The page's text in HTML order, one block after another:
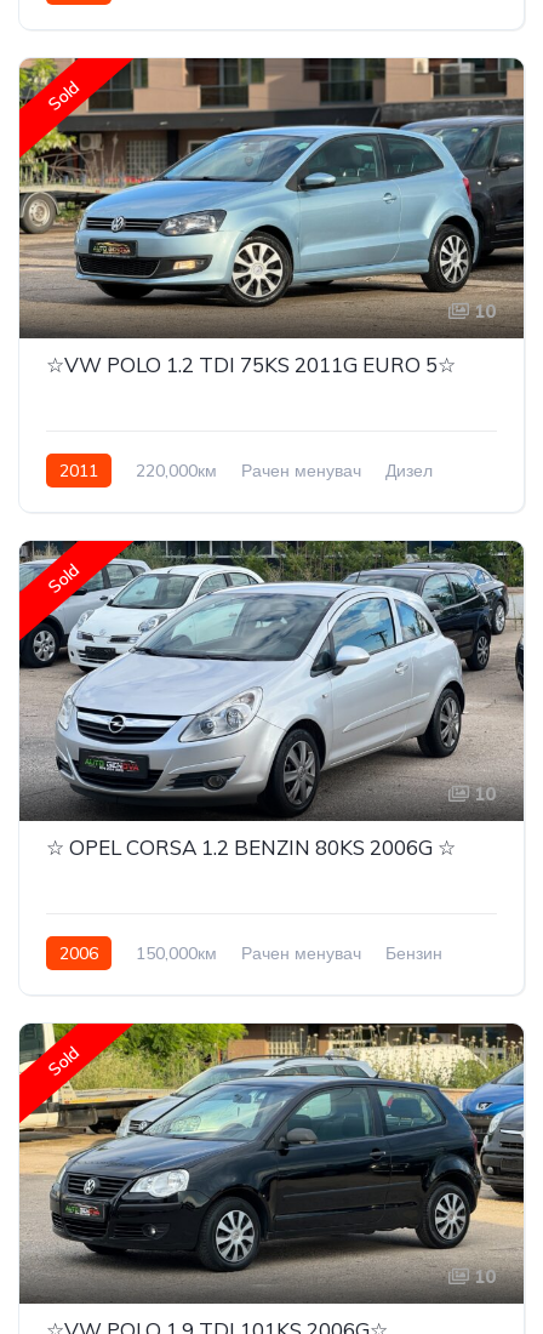
Sold
10
☆VW POLO 1.2 TDI 75KS 2011G EURO 5☆
2011 220,000км Рачен менувач
Дизел
Sold
10
☆ OPEL CORSA 1.2 BENZIN 80KS 2006G ☆
2006 150,000км Рачен менувач
Бензин
Sold
10